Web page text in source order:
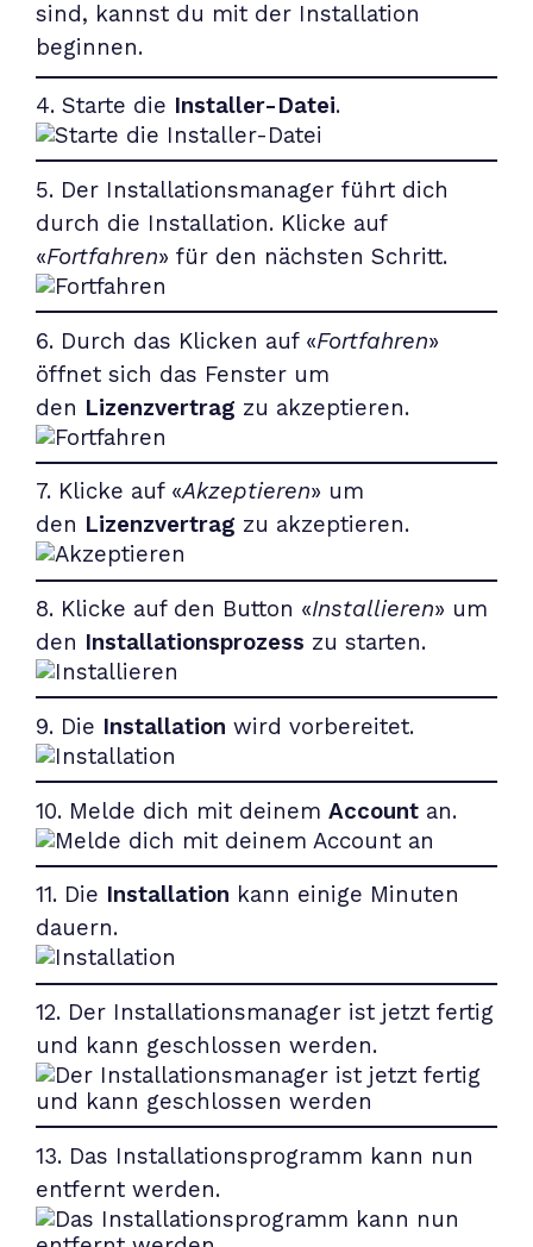
sind, kannst du mit der Installation
beginnen.
4. Starte die Installer-Datei.
5. Der Installationsmanager führt dich
durch die Installation. Klicke auf
«Fortfahren» für den nächsten Schritt.
6. Durch das Klicken auf «Fortfahren»
öffnet sich das Fenster um
den Lizenzvertrag zu akzeptieren.
7. Klicke auf «Akzeptieren» um
den Lizenzvertrag zu akzeptieren.
8. Klicke auf den Button «Installieren» um
den Installationsprozess zu starten.
9. Die Installation wird vorbereitet.
10. Melde dich mit deinem Account an.
11. Die Installation kann einige Minuten
dauern.
12. Der Installationsmanager ist jetzt fertig
und kann geschlossen werden.
13. Das Installationsprogramm kann nun
entfernt werden.